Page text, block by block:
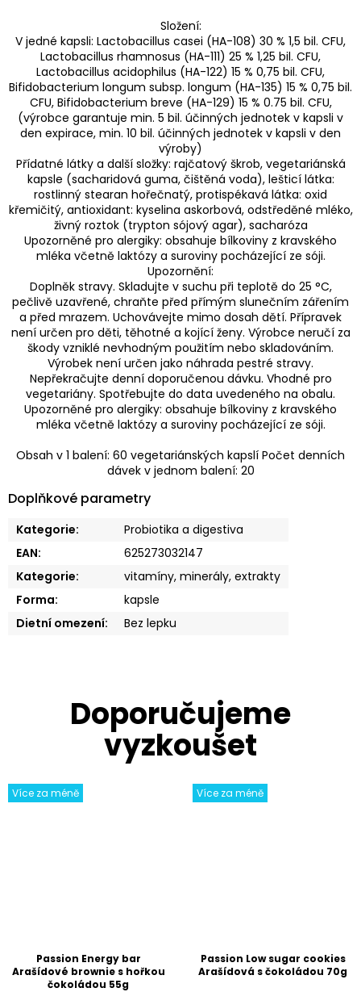
Více za méně
Passion Energy bar
Arašídové brownie s hořkou
čokoládou 55g
Více za méně
Passion Low sugar cookies
Arašídová s čokoládou 70g
Složení:
V jedné kapsli: Lactobacillus casei (HA-108) 30 % 1,5 bil. CFU,
Lactobacillus rhamnosus (HA-111) 25 % 1,25 bil. CFU,
Lactobacillus acidophilus (HA-122) 15 % 0,75 bil. CFU,
Bifidobacterium longum subsp. longum (HA-135) 15 % 0,75 bil.
CFU, Bifidobacterium breve (HA-129) 15 % 0.75 bil. CFU,
(výrobce garantuje min. 5 bil. účinných jednotek v kapsli v
den expirace, min. 10 bil. účinných jednotek v kapsli v den
výroby)
Přídatné látky a další složky: rajčatový škrob, vegetariánská
kapsle (sacharidová guma, čištěná voda), lešticí látka:
rostlinný stearan hořečnatý, protispékavá látka: oxid
křemičitý, antioxidant: kyselina askorbová, odstředěné mléko,
živný roztok (trypton sójový agar), sacharóza
Upozorněné pro alergiky: obsahuje bílkoviny z kravského
mléka včetně laktózy a suroviny pocházející ze sóji.
Upozornění:
Doplněk stravy. Skladujte v suchu při teplotě do 25 °C,
pečlivě uzavřené, chraňte před přímým slunečním zářením
a před mrazem. Uchovávejte mimo dosah dětí. Přípravek
není určen pro děti, těhotné a kojící ženy. Výrobce neručí za
škody vzniklé nevhodným použitím nebo skladováním.
Výrobek není určen jako náhrada pestré stravy.
Nepřekračujte denní doporučenou dávku. Vhodné pro
vegetariány. Spotřebujte do data uvedeného na obalu.
Upozorněné pro alergiky: obsahuje bílkoviny z kravského
mléka včetně laktózy a suroviny pocházející ze sóji.
Obsah v 1 balení: 60 vegetariánských kapslí Počet denních
dávek v jednom balení: 20
Doplňkové parametry
Kategorie:
Probiotika a digestiva
EAN:
625273032147
Kategorie:
vitamíny, minerály, extrakty
Forma:
kapsle
Dietní omezení: Bez lepku